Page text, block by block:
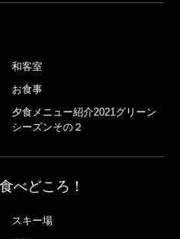
和客室
お食事
夕食メニュー紹介2021グリーン
シーズンその２
べどころ！
スキー場